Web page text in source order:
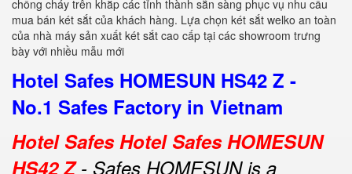
chống cháy trên khắp các tỉnh thành sẵn sàng phục vụ nhu cầu
mua bán két sắt của khách hàng. Lựa chọn két sắt welko an toàn
của nhà máy sản xuất két sắt cao cấp tại các showroom trưng
bày với nhiều mẫu mới
Hotel Safes HOMESUN HS42 Z -
No.1 Safes Factory in Vietnam
Hotel Safes Hotel Safes HOMESUN
HS42 Z- Safes HOMESUN is a